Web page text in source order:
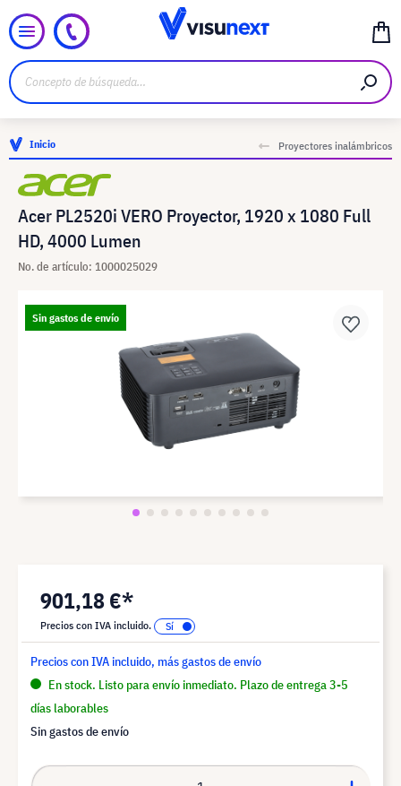
Inicio Proyectores inalámbricos
Acer PL2520i VERO Proyector, 1920 x 1080 Full
HD, 4000 Lumen
No. de artículo: 1000025029
Sin gastos de envío
901,18 €*
Precios con IVA incluido.
Precios con IVA incluido, más gastos de envío
En stock. Listo para envío inmediato. Plazo de entrega 3-5
días laborables
Sin gastos de envío